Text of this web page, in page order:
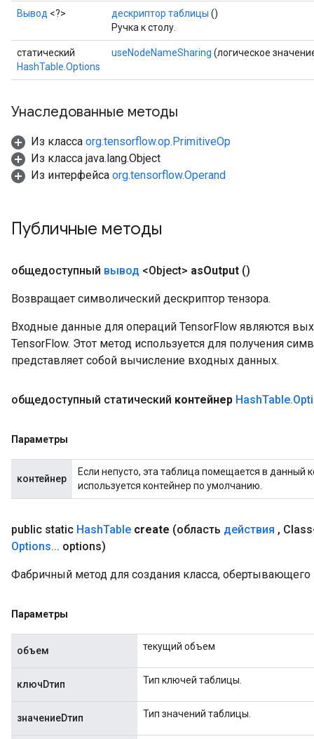
Вывод <?> дескриптор таблицы ()
Ручка к столу.
статический
HashTable.Options
useNodeNameSharing (логическое
Унаследованные методы
Из класса org.tensorflow.op.PrimitiveOp
Из класса java.lang.Object
Из интерфейса org.tensorflow.Operand
Публичные методы
общедоступный вывод <Object> asOutput ()
Возвращает символический дескриптор тензора.
Входные данные для операций TensorFlow являются
TensorFlow. Этот метод используется для получения
представляет собой вычисление входных данных.
общедоступный статический контейнер HashTable.
Параметры
контейнер
Если непусто, эта таблица помещается в данный
используется контейнер по умолчанию.
public static HashTable create (область действия ,
Options... options)
Фабричный метод для создания класса,
Параметры
объем текущий объем
ключDтип Тип ключей таблицы.
значениеDтип Тип значений таблицы.